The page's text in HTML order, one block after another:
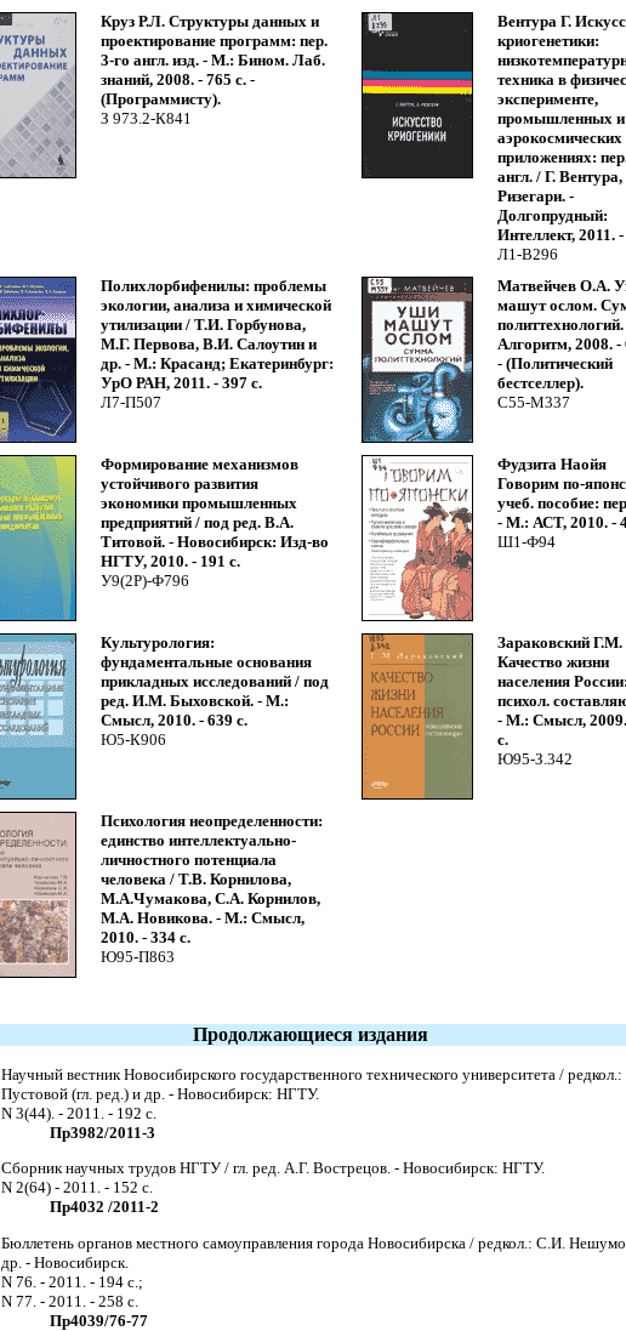
Круз Р.Л. Структуры данных и
проектирование программ: пер.
3-го англ. изд. - М.: Бином. Лаб.
знаний, 2008. - 765 с. -
(Программисту).
З 973.2-К841
Вентура Г.
криогенетики:
техника в
эксперименте,
промышленных и
аэрокосмических
приложениях:
англ. / Г.
Ризегари. -
Долгопрудный:
Интеллект, 2011.
Л1-В296
Полихлорбифенилы: проблемы
экологии, анализа и химической
утилизации / Т.И. Горбунова,
М.Г. Первова, В.И. Салоутин и
др. - М.: Красанд; Екатеринбург:
УрО РАН, 2011. - 397 с.
Л7-П507
Матвейчев О.А.
машут ослом.
Алгоритм, 2008. -
- (Политический
бестселлер).
С55-М337
Формирование механизмов
устойчивого развития
экономики промышленных
предприятий / под ред. В.А.
Титовой. - Новосибирск: Изд-во
НГТУ, 2010. - 191 с.
У9(2Р)-Ф796
Фудзита Наойя
Говорим по-
учеб. пособие:
- М.: АСТ, 2010. -
Ш1-Ф94
Культурология:
фундаментальные основания
прикладных исследований / под
ред. И.М. Быховской. - М.:
Смысл, 2010. - 639 с.
Ю5-К906
Зараковский Г.М.
Качество жизни
населения России:
психол.
- М.: Смысл,
с.
Ю95-З.342
Психология неопределенности:
единство интеллектуально-
личностного потенциала
человека / Т.В. Корнилова,
М.А.Чумакова, С.А. Корнилов,
М.А. Новикова. - М.: Смысл,
2010. - 334 с.
Ю95-П863
Продолжающиеся издания
Научный вестник Новосибирского государственного технического университета /
Пустовой (гл. ред.) и др. - Новосибирск: НГТУ.
N 3(44). - 2011. - 192 с.
Пр3982/2011-3
Сборник научных трудов НГТУ / гл. ред. А.Г. Вострецов. - Новосибирск: НГТУ.
N 2(64) - 2011. - 152 с.
Пр4032 /2011-2
Бюллетень органов местного самоуправления города Новосибирска / редкол.: С.И.
др. - Новосибирск.
N 76. - 2011. - 194 c.;
N 77. - 2011. - 258 c.
Пр4039/76-77